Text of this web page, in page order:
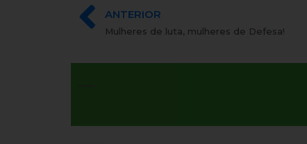
ANTERIOR
Mulheres de luta, mulheres de Defesa!